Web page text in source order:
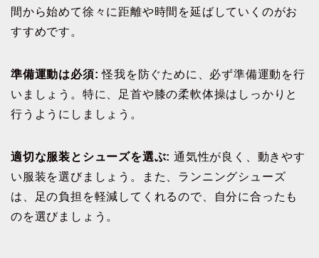
間から始めて徐々に距離や時間を延ばしていくのがお
すすめです。
準備運動は必須: 怪我を防ぐために、必ず準備運動を行
いましょう。特に、足首や膝の柔軟体操はしっかりと
行うようにしましょう。
適切な服装とシューズを選ぶ: 通気性が良く、動きやす
い服装を選びましょう。また、ランニングシューズ
は、足の負担を軽減してくれるので、自分に合ったも
のを選びましょう。